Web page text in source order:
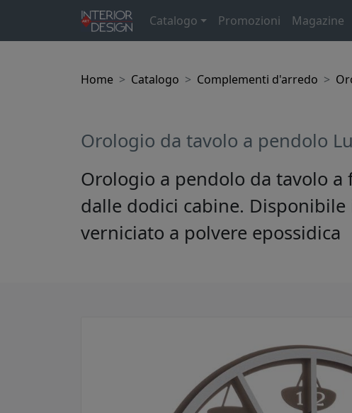
Catalogo Promozioni Magazine
Home Catalogo Complementi d'arredo
Orologio da tavolo a pendolo
Orologio a pendolo da tavolo
dalle dodici cabine.
verniciato a polvere epossidica